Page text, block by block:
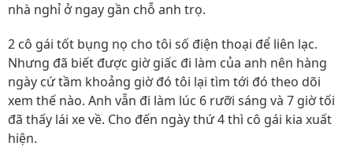
nhà nghỉ ở ngay gần chỗ anh trọ.
2 cô gái tốt bụng nọ cho tôi số điện thoại để liên lạc.
Nhưng đã biết được giờ giấc đi làm của anh nên hàng
ngày cứ tầm khoảng giờ đó tôi lại tìm tới đó theo dõi
xem thế nào. Anh vẫn đi làm lúc 6 rưỡi sáng và 7 giờ tối
đã thấy lái xe về. Cho đến ngày thứ 4 thì cô gái kia xuất
hiện.